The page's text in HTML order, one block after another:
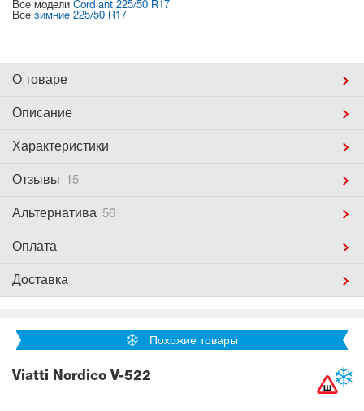
Все модели Cordiant 225/50 R17
Все зимние 225/50 R17
О товаре
Описание
Характеристики
Отзывы 15
Альтернатива 56
Оплата
Доставка
Похожие товары
Viatti Nordico V-522